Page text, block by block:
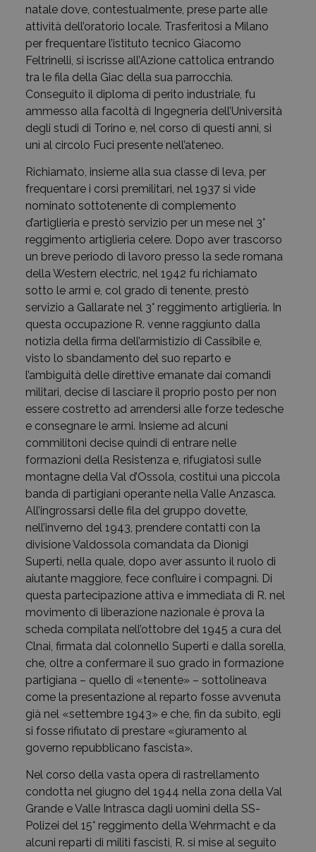
natale dove, contestualmente, prese parte alle
attività dell’oratorio locale. Trasferitosi a Milano
per frequentare l’istituto tecnico Giacomo
Feltrinelli, si iscrisse all’Azione cattolica entrando
tra le fila della Giac della sua parrocchia.
Conseguito il diploma di perito industriale, fu
ammesso alla facoltà di Ingegneria dell’Università
degli studi di Torino e, nel corso di questi anni, si
unì al circolo Fuci presente nell’ateneo.
Richiamato, insieme alla sua classe di leva, per
frequentare i corsi premilitari, nel 1937 si vide
nominato sottotenente di complemento
d’artiglieria e prestò servizio per un mese nel 3°
reggimento artiglieria celere. Dopo aver trascorso
un breve periodo di lavoro presso la sede romana
della Western electric, nel 1942 fu richiamato
sotto le armi e, col grado di tenente, prestò
servizio a Gallarate nel 3° reggimento artiglieria. In
questa occupazione R. venne raggiunto dalla
notizia della firma dell’armistizio di Cassibile e,
visto lo sbandamento del suo reparto e
l’ambiguità delle direttive emanate dai comandi
militari, decise di lasciare il proprio posto per non
essere costretto ad arrendersi alle forze tedesche
e consegnare le armi. Insieme ad alcuni
commilitoni decise quindi di entrare nelle
formazioni della Resistenza e, rifugiatosi sulle
montagne della Val d’Ossola, costituì una piccola
banda di partigiani operante nella Valle Anzasca.
All’ingrossarsi delle fila del gruppo dovette,
nell’inverno del 1943, prendere contatti con la
divisione Valdossola comandata da Dionigi
Superti, nella quale, dopo aver assunto il ruolo di
aiutante maggiore, fece confluire i compagni. Di
questa partecipazione attiva e immediata di R. nel
movimento di liberazione nazionale è prova la
scheda compilata nell’ottobre del 1945 a cura del
Clnai, firmata dal colonnello Superti e dalla sorella,
che, oltre a confermare il suo grado in formazione
partigiana – quello di «tenente» – sottolineava
come la presentazione al reparto fosse avvenuta
già nel «settembre 1943» e che, fin da subito, egli
si fosse rifiutato di prestare «giuramento al
governo repubblicano fascista».
Nel corso della vasta opera di rastrellamento
condotta nel giugno del 1944 nella zona della Val
Grande e Valle Intrasca dagli uomini della SS-
Polizei del 15° reggimento della Wehrmacht e da
alcuni reparti di militi fascisti, R. si mise al seguito